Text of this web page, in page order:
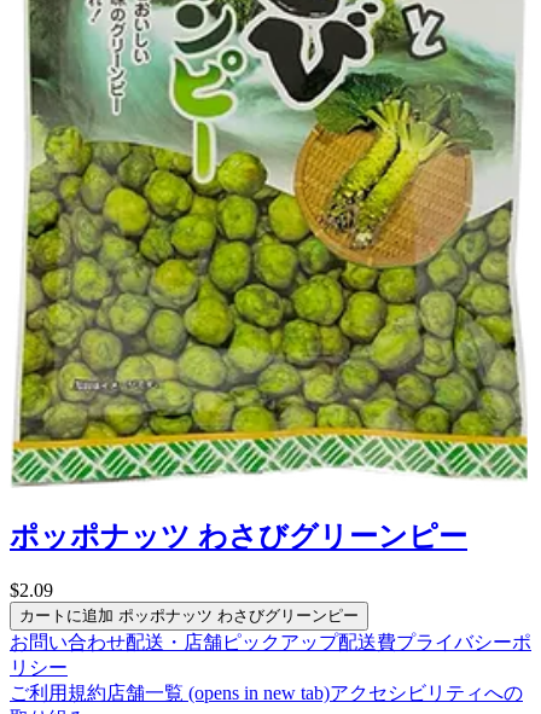
ポッポナッツ わさびグリーンピー
$2.09
カートに追加 ポッポナッツ わさびグリーンピー
お問い合わせ配送・店舗ピックアップ配送費プライバシーポ
リシー
ご利用規約店舗一覧 (opens in new tab)アクセシビリティへの